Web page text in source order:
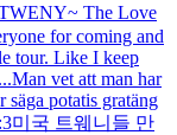
The Love
for coming and
tour. Like I keep
Man vet att man har
potatis gratäng
미국 트웨니들 만